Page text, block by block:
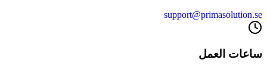
support@primasolution.se
ساعات العمل